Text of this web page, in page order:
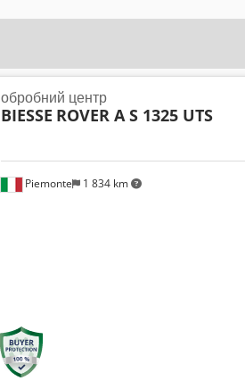
Piemonte 1 834 km
обробний центр
BIESSE ROVER A S 1325 UTS